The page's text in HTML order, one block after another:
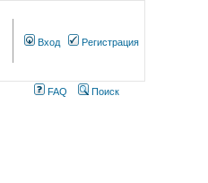
Вход Регистрация
FAQ Поиск